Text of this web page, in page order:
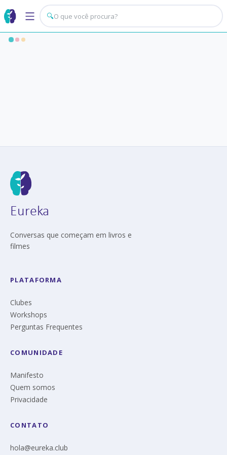
🔍
Eureka
Conversas que começam em livros e
filmes
PLATAFORMA
Clubes
Workshops
Perguntas Frequentes
COMUNIDADE
Manifesto
Quem somos
Privacidade
CONTATO
hola@eureka.club